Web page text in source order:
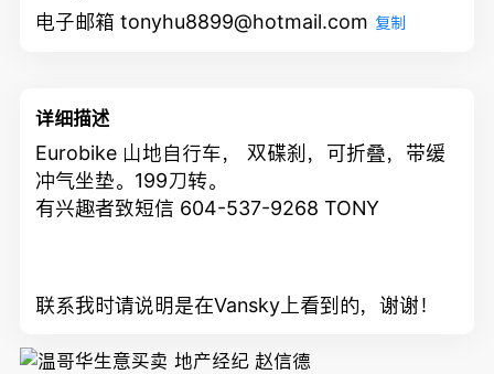
电子邮箱 tonyhu8899@hotmail.com 复制
详细描述
Eurobike 山地自行车， 双碟刹，可折叠，带缓
冲气坐垫。199刀转。
有兴趣者致短信 604-537-9268 TONY
联系我时请说明是在Vansky上看到的，谢谢！